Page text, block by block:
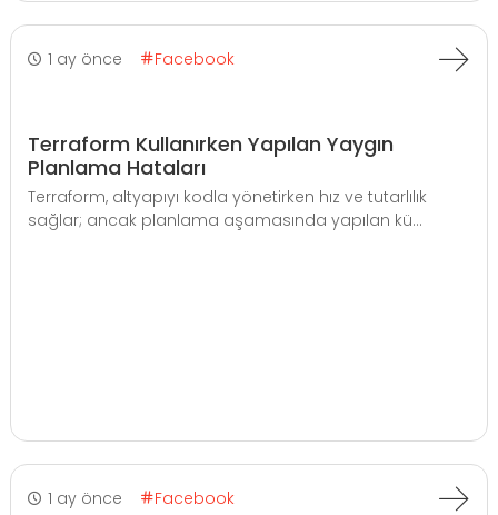
1 ay önce Facebook
Terraform Kullanırken Yapılan Yaygın
Planlama Hataları
Terraform, altyapıyı kodla yönetirken hız ve tutarlılık
sağlar; ancak planlama aşamasında yapılan kü...
1 ay önce Facebook